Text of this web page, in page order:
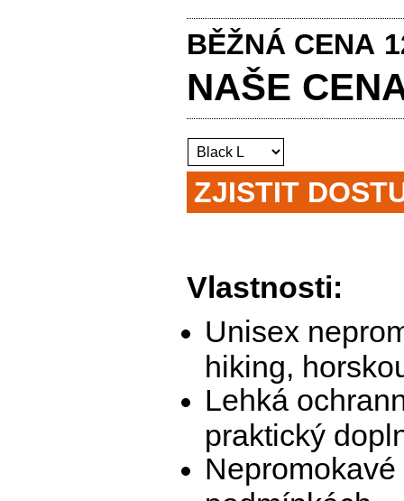
BĚŽNÁ CENA
NAŠE
ZJISTIT
Vlastnosti:
Unisex
hiking,
Lehká
praktický